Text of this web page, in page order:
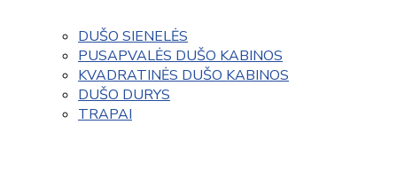
DUŠO SIENELĖS
PUSAPVALĖS DUŠO KABINOS
KVADRATINĖS DUŠO KABINOS
DUŠO DURYS
TRAPAI